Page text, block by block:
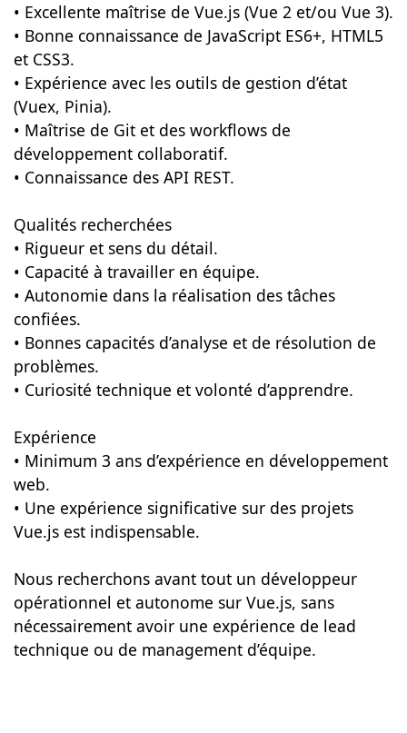
• Excellente maîtrise de Vue.js (Vue 2 et/ou Vue 3).
• Bonne connaissance de JavaScript ES6+, HTML5
et CSS3.
• Expérience avec les outils de gestion d’état
(Vuex, Pinia).
• Maîtrise de Git et des workflows de
développement collaboratif.
• Connaissance des API REST.
Qualités recherchées
• Rigueur et sens du détail.
• Capacité à travailler en équipe.
• Autonomie dans la réalisation des tâches
confiées.
• Bonnes capacités d’analyse et de résolution de
problèmes.
• Curiosité technique et volonté d’apprendre.
Expérience
• Minimum 3 ans d’expérience en développement
web.
• Une expérience significative sur des projets
Vue.js est indispensable.
Nous recherchons avant tout un développeur
opérationnel et autonome sur Vue.js, sans
nécessairement avoir une expérience de lead
technique ou de management d’équipe.